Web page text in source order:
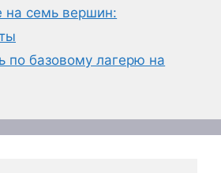
на семь вершин:
по базовому лагерю на